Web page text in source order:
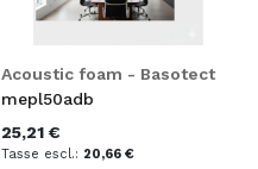
desideri
Acoustic foam - Basotect
mepl50adb
25,21 €
20,66 €